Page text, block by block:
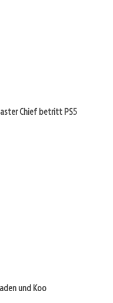
Chief betritt PS5
und Koo